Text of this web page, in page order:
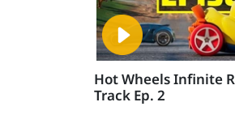
Hot Wheels Infinite
Track Ep. 2